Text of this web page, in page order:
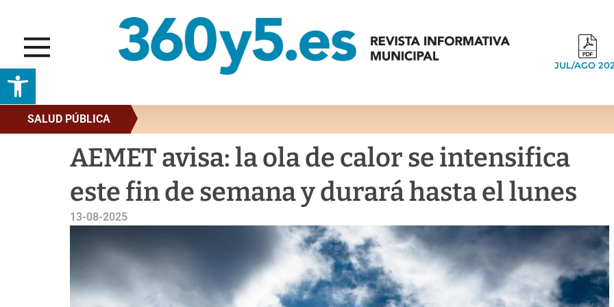
Abrir barra de herramientas JUL/AGO
SALUD PÚBLICA
AEMET avisa: la ola de calor se intensifica
este fin de semana y durará hasta el lunes
13-08-2025